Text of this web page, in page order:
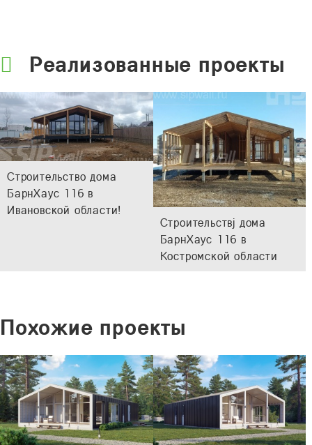
Реализованные проекты
Строительство дома
БарнХаус 116 в
Ивановской области!
Cтроительствj дома
БарнХаус 116 в
Костромской области
Похожие проекты